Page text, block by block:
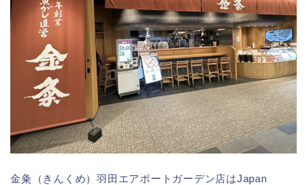
金粂（きんくめ）羽田エアポートガーデン店はJapan